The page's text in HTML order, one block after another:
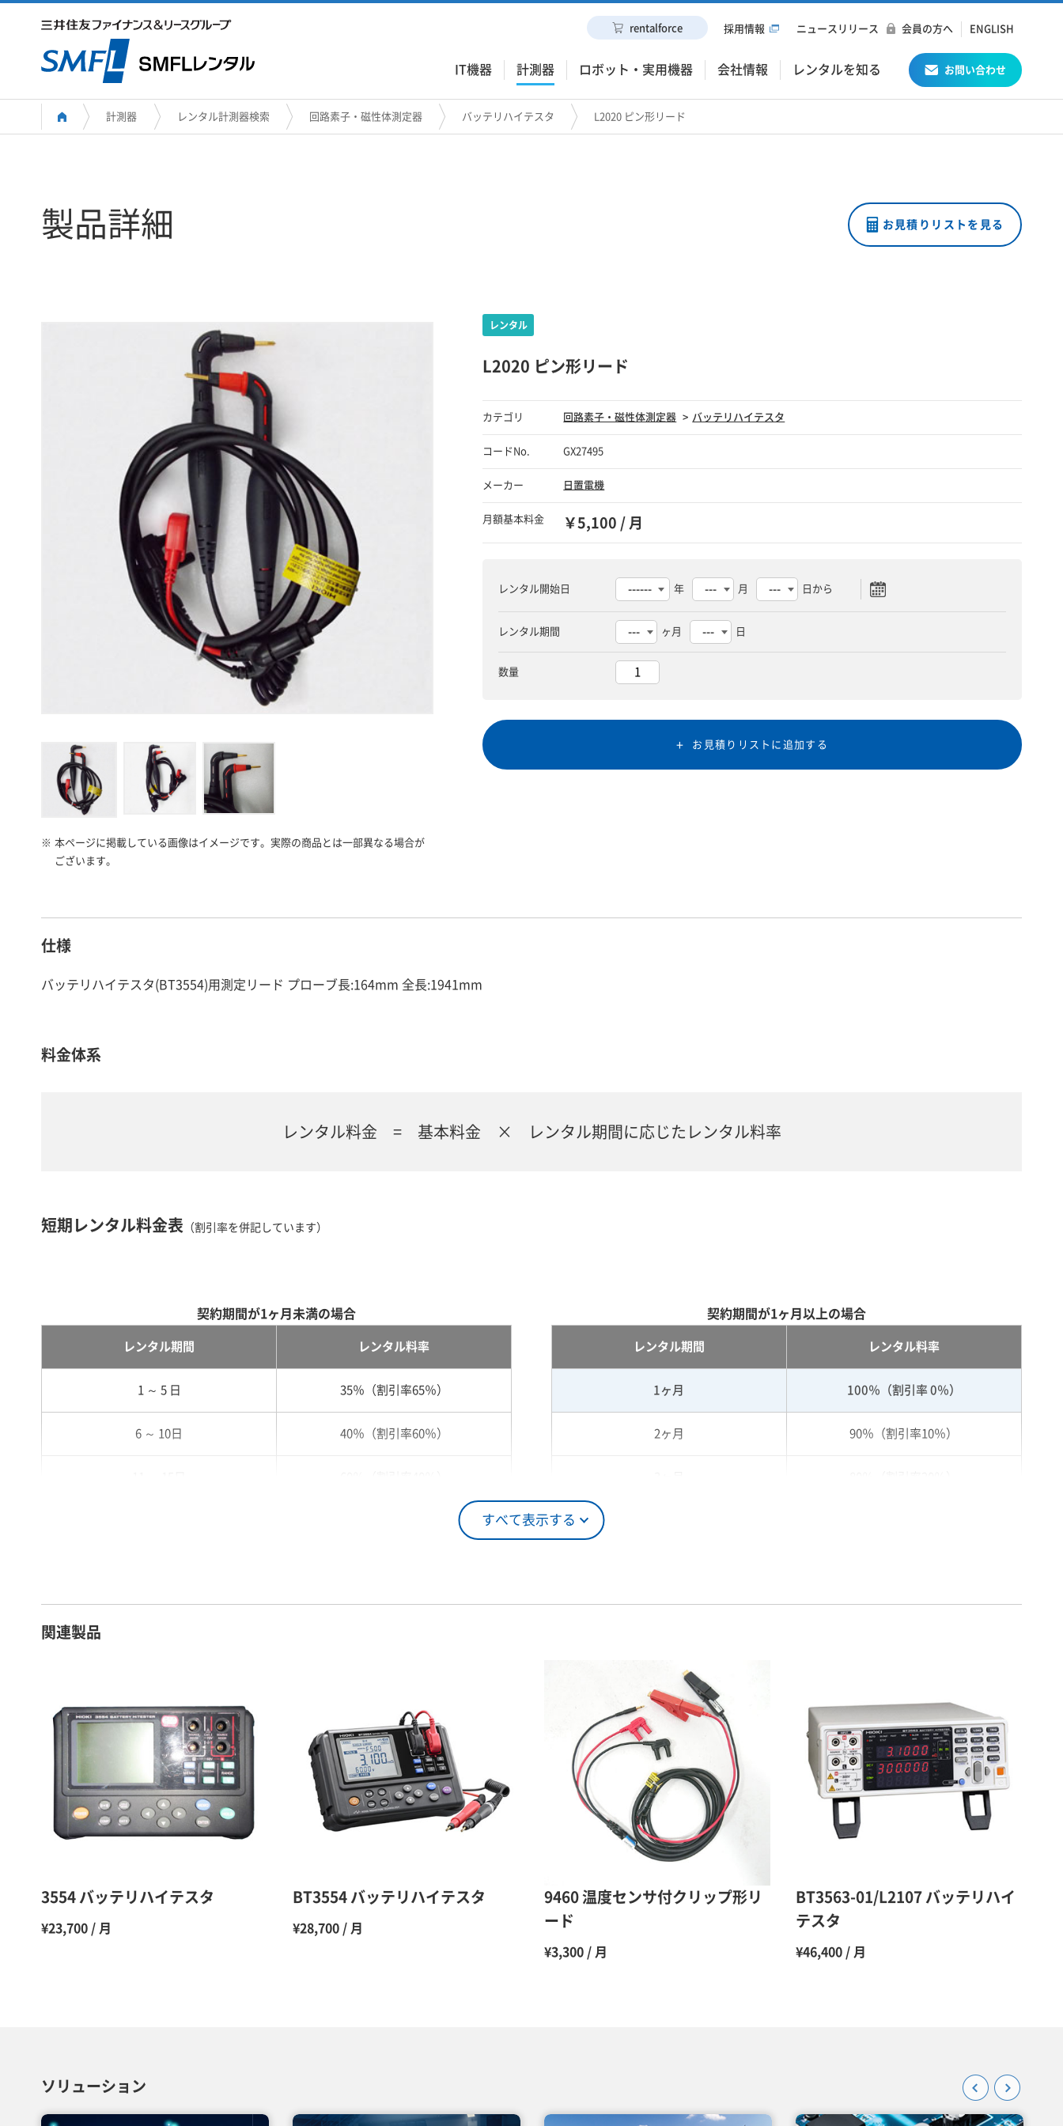
IT機器 計測器 ロボット・実用機器 会社情報 レンタルを知る お問い合わせ
rentalforce 採用情報 ニュースリリース 会員の方へ ENGLISH
計測器 レンタル計測器検索 回路素子・磁性体測定器 バッテリハイテスタ L2020 ピン形リード
製品詳細 お見積りリストを見る
※ 本ページに掲載している画像はイメージです。実際の商品とは一部異なる場合が
ございます。
L2020 ピン形リード
カテゴリ 回路素子・磁性体測定器 バッテリハイテスタ
コードNo. GX27495
メーカー 日置電機
月額基本料金 ￥5,100 / 月
レンタル開始日 年 月 日から
レンタル期間 ヶ月 日
数量
お見積りリストに追加する
仕様
バッテリハイテスタ(BT3554)用測定リード プローブ長:164mm 全長:1941mm
料金体系
レンタル料金 = 基本料金 × レンタル期間に応じたレンタル料率
短期レンタル料金表 （割引率を併記しています）
すべて表示する
契約期間が1ヶ月未満の場合
レンタル期間 レンタル料率
1 ～ 5 日 35％（割引率65％）
6 ～ 10日 40％（割引率60％）
26日 ～ 1ヶ月 100％（割引率 0％）
契約期間が1ヶ月以上の場合
レンタル期間 レンタル料率
1ヶ月 100％（割引率 0％）
2ヶ月 90％（割引率10％）
6ヶ月 65％（割引率35％）
8ヶ月
9ヶ月 50％（割引率50％）
10ヶ月 48％（割引率52％）
11ヶ月 47％（割引率53％）
関連製品
3554 バッテリハイテスタ
¥23,700 / 月
BT3554 バッテリハイテスタ
¥28,700 / 月
9460 温度センサ付クリップ形リ
ード
¥3,300 / 月
BT3563-01/L2107 バッテリハイ
テスタ
¥46,400 / 月
ソリューション